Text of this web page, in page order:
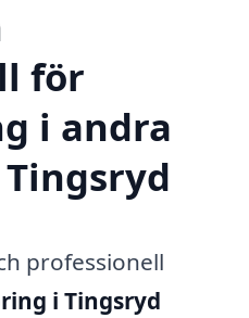
för
i andra
professionell
i Tingsryd